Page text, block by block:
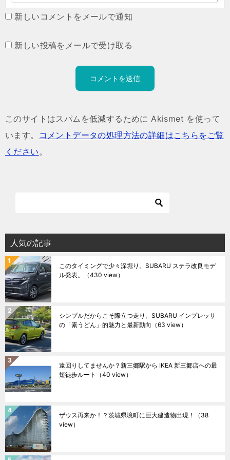
新しいコメントをメールで通知
新しい投稿をメールで受け取る
このサイトはスパムを低減するために Akismet を使って
います。
コメントデータの処理方法の詳細はこちらをご覧
ください。
人気の記事
このタイミングで少々深堀り。SUBARU ステラ改良モデ
ル発表。
（430 view）
シンプルだからこそ際立つ走り。SUBARU インプレッサ
の「素うどん」的魅力と最新動向 （63 view）
遠回りしてませんか？新三郷駅から IKEA 新三郷店への最
短徒歩ルート
（40 view）
ザウス再来か！？茨城県境町に巨大建造物出現！
（38
view）